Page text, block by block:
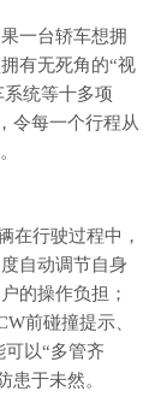
一台轿车想拥
有无死角的“视
统等十多项
令每一个行程从
在行驶过程中，
自动调节自身
的操作负担；
前碰撞提示、
以“多管齐
患于未然。